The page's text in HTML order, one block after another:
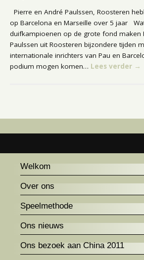
Pierre en André Paulssen, Roosteren
op Barcelona en Marseille over 5 jaar
duifkampioenen op de grote fond maken
Paulssen uit Roosteren bijzondere tijden
internationale inrichters van Pau en
podium mogen komen… Lees verder →
Welkom
Over ons
Speelmethode
Ons nieuws
Ons bezoek aan China 2011